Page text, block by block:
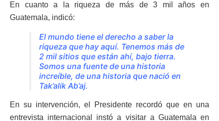
En cuanto a la riqueza de más de 3 mil años en
Guatemala, indicó:
El mundo tiene el derecho a saber la
riqueza que hay aquí. Tenemos más de
2 mil sitios que están ahí, bajo tierra.
Somos una fuente de una historia
increíble, de una historia que nació en
Tak’alik Ab’aj.
En su intervención, el Presidente recordó que en una
entrevista internacional instó a visitar a Guatemala en